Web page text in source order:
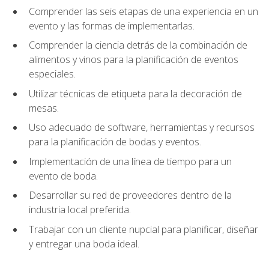
Comprender las seis etapas de una experiencia en un
evento y las formas de implementarlas.
Comprender la ciencia detrás de la combinación de
alimentos y vinos para la planificación de eventos
especiales.
Utilizar técnicas de etiqueta para la decoración de
mesas.
Uso adecuado de software, herramientas y recursos
para la planificación de bodas y eventos.
Implementación de una línea de tiempo para un
evento de boda.
Desarrollar su red de proveedores dentro de la
industria local preferida.
Trabajar con un cliente nupcial para planificar, diseñar
y entregar una boda ideal.